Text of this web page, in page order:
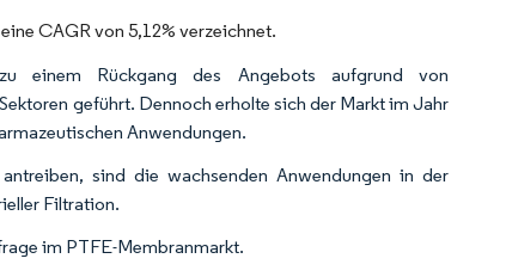
CAGR von 5,12% verzeichnet.
einem Rückgang des Angebots aufgrund von
geführt. Dennoch erholte sich der Markt im Jahr
Anwendungen.
sind die wachsenden Anwendungen in der
Filtration.
im PTFE-Membranmarkt.